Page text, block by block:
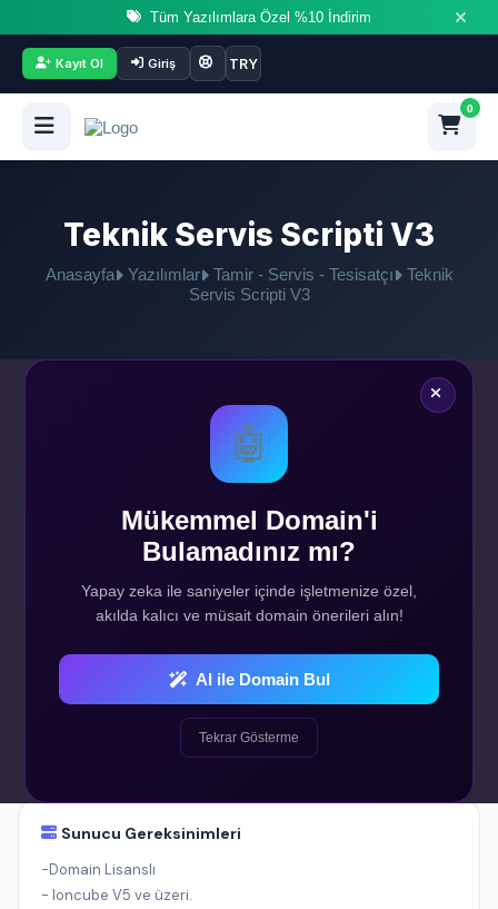
Tüm Yazılımlara Özel %10 İndirim
Kayıt Ol Giriş TRY
0
Teknik Servis Scripti V3
Anasayfa Yazılımlar Tamir - Servis - Tesisatçı
Teknik
Servis Scripti V3
🤖
Mükemmel Domain'i
Bulamadınız mı?
Yapay zeka ile saniyeler içinde işletmenize özel,
akılda kalıcı ve müsait domain önerileri alın!
AI ile Domain Bul
Tekrar Gösterme
1.499₺
SATIN AL
Demo Site
Demo Admin
Sunucu Gereksinimleri
-Domain Lisanslı
- Ioncube V5 ve üzeri.